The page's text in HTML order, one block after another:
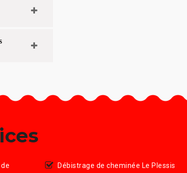
Débistrage de cheminée Le Plessis